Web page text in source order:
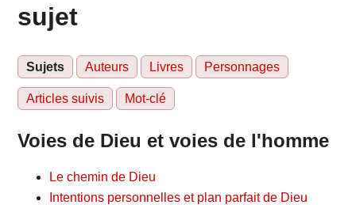
sujet
Sujets Auteurs Livres Personnages
Articles suivis Mot-clé
Voies de Dieu et voies de l'homme
Le chemin de Dieu
Intentions personnelles et plan parfait de Dieu